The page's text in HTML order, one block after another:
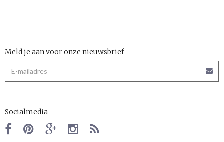
Meld je aan voor onze nieuwsbrief
Socialmedia